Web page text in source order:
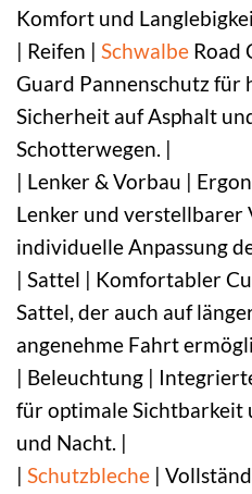
Komfort und
| Reifen | Schwalbe Road
Guard Pannenschutz für
Sicherheit auf Asphalt
Schotterwegen. |
| Lenker & Vorbau |
Lenker und verstellbarer
individuelle Anpassung
| Sattel | Komfortabler
Sattel, der auch auf
angenehme Fahrt
| Beleuchtung |
für optimale Sichtbarkeit
und Nacht. |
| Schutzbleche |